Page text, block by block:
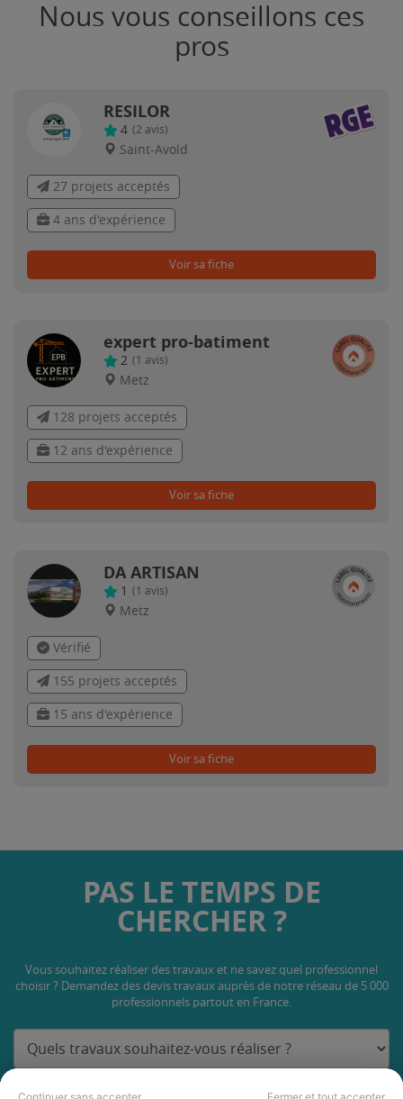
Nous vous conseillons ces
pros
RESILOR
4 (2 avis)
Saint-Avold
27 projets acceptés
4 ans d'expérience
Voir sa fiche
expert pro-batiment
2 (1 avis)
Metz
128 projets acceptés
12 ans d'expérience
Voir sa fiche
DA ARTISAN
1 (1 avis)
Metz
Vérifié
155 projets acceptés
15 ans d'expérience
Voir sa fiche
PAS LE TEMPS DE
CHERCHER ?
Vous souhaitez réaliser des travaux et ne savez quel professionnel
choisir ? Demandez des devis travaux auprès de notre réseau de 5 000
professionnels partout en France.